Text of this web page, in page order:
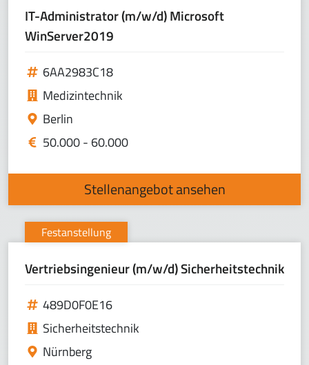
IT-Administrator (m/w/d) Microsoft
WinServer2019
6AA2983C18
Medizintechnik
Berlin
50.000 - 60.000
Stellenangebot ansehen
Festanstellung
Vertriebsingenieur (m/w/d) Sicherheitstechnik
489D0F0E16
Sicherheitstechnik
Nürnberg